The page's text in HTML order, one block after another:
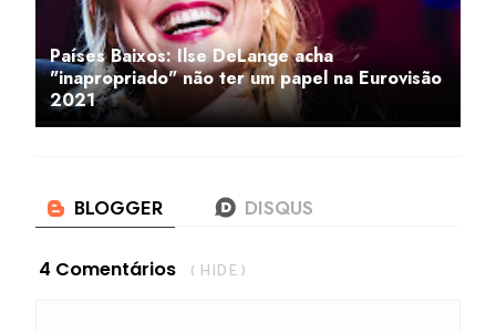
Países Baixos: Ilse DeLange acha
"inapropriado" não ter um papel na Eurovisão
2021
4 Comentários ( HIDE )